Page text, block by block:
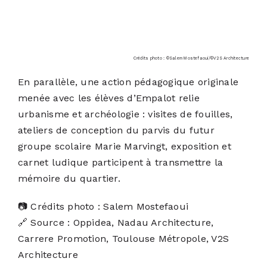
Crédits photo : ©Salem Mostefaoui/©V2S Architecture
En parallèle, une action pédagogique originale
menée avec les élèves d’Empalot relie
urbanisme et archéologie : visites de fouilles,
ateliers de conception du parvis du futur
groupe scolaire Marie Marvingt, exposition et
carnet ludique participent à transmettre la
mémoire du quartier.
📷 Crédits photo : Salem Mostefaoui
🔗 Source : Oppidea, Nadau Architecture,
Carrere Promotion, Toulouse Métropole, V2S
Architecture